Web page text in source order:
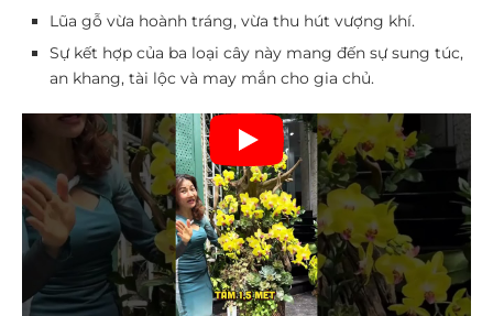
Lũa gỗ vừa hoành tráng, vừa thu hút vượng khí.
Sự kết hợp của ba loại cây này mang đến sự sung túc,
an khang, tài lộc và may mắn cho gia chủ.